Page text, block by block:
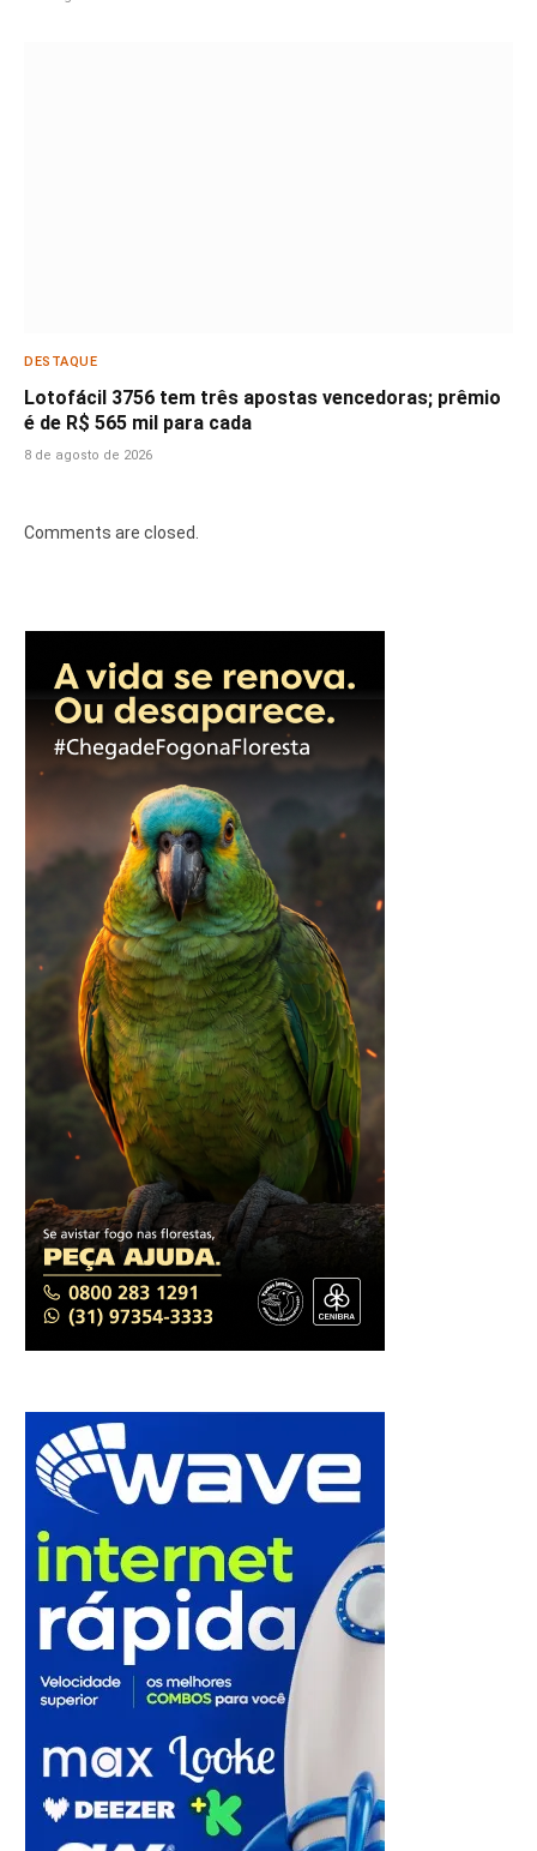
DESTAQUE
Lotofácil 3756 tem três apostas vencedoras; prêmio
é de R$ 565 mil para cada
8 de agosto de 2026
Comments are closed.